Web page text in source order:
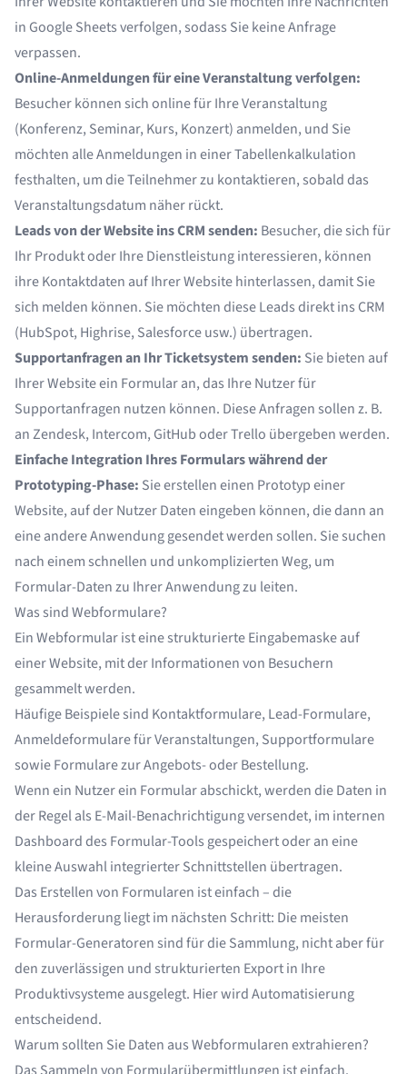
in Google Sheets verfolgen, sodass Sie keine Anfrage
verpassen.
Online-Anmeldungen für eine Veranstaltung verfolgen:
Besucher können sich online für Ihre Veranstaltung
(Konferenz, Seminar, Kurs, Konzert) anmelden, und Sie
möchten alle Anmeldungen in einer Tabellenkalkulation
festhalten, um die Teilnehmer zu kontaktieren, sobald das
Veranstaltungsdatum näher rückt.
Leads von der Website ins CRM senden: Besucher, die sich für
Ihr Produkt oder Ihre Dienstleistung interessieren, können
ihre Kontaktdaten auf Ihrer Website hinterlassen, damit Sie
sich melden können. Sie möchten diese Leads direkt ins CRM
(HubSpot, Highrise, Salesforce usw.) übertragen.
Supportanfragen an Ihr Ticketsystem senden: Sie bieten auf
Ihrer Website ein Formular an, das Ihre Nutzer für
Supportanfragen nutzen können. Diese Anfragen sollen z. B.
an Zendesk, Intercom, GitHub oder Trello übergeben werden.
Einfache Integration Ihres Formulars während der
Prototyping-Phase: Sie erstellen einen Prototyp einer
Website, auf der Nutzer Daten eingeben können, die dann an
eine andere Anwendung gesendet werden sollen. Sie suchen
nach einem schnellen und unkomplizierten Weg, um
Formular-Daten zu Ihrer Anwendung zu leiten.
Was sind Webformulare?
Ein Webformular ist eine strukturierte Eingabemaske auf
einer Website, mit der Informationen von Besuchern
gesammelt werden.
Häufige Beispiele sind Kontaktformulare, Lead-Formulare,
Anmeldeformulare für Veranstaltungen, Supportformulare
sowie Formulare zur Angebots- oder Bestellung.
Wenn ein Nutzer ein Formular abschickt, werden die Daten in
der Regel als E-Mail-Benachrichtigung versendet, im internen
Dashboard des Formular-Tools gespeichert oder an eine
kleine Auswahl integrierter Schnittstellen übertragen.
Das Erstellen von Formularen ist einfach – die
Herausforderung liegt im nächsten Schritt: Die meisten
Formular-Generatoren sind für die Sammlung, nicht aber für
den zuverlässigen und strukturierten Export in Ihre
Produktivsysteme ausgelegt. Hier wird Automatisierung
entscheidend.
Warum sollten Sie Daten aus Webformularen extrahieren?